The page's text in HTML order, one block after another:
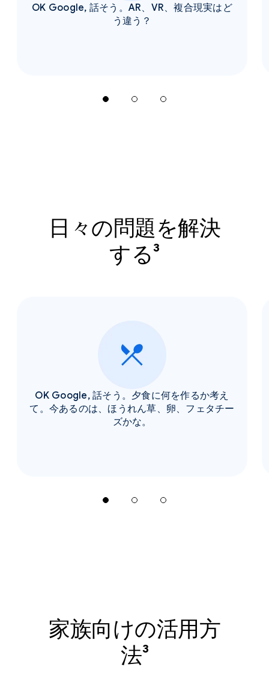
OK Google, 話そう。AR、VR、複合現実はど
う違う？
日々の問題を解決
する³
OK Google, 話そう。夕食に何を作るか考え
て。今あるのは、ほうれん草、卵、フェタチー
ズかな。
家族向けの活用方
法³